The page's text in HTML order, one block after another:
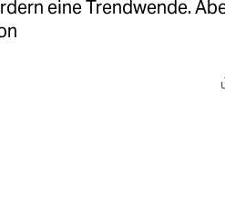
eine Trendwende.